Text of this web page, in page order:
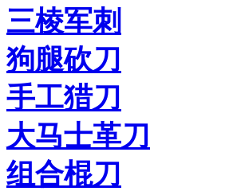
三棱军刺
狗腿砍刀
手工猎刀
大马士革刀
组合棍刀